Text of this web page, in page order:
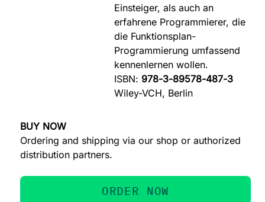
Einsteiger, als auch an
erfahrene Programmierer, die
die Funktionsplan-
Programmierung umfassend
kennenlernen wollen.
ISBN: 978-3-89578-487-3
Wiley-VCH, Berlin
BUY NOW
Ordering and shipping via our shop or authorized
distribution partners.
ORDER NOW